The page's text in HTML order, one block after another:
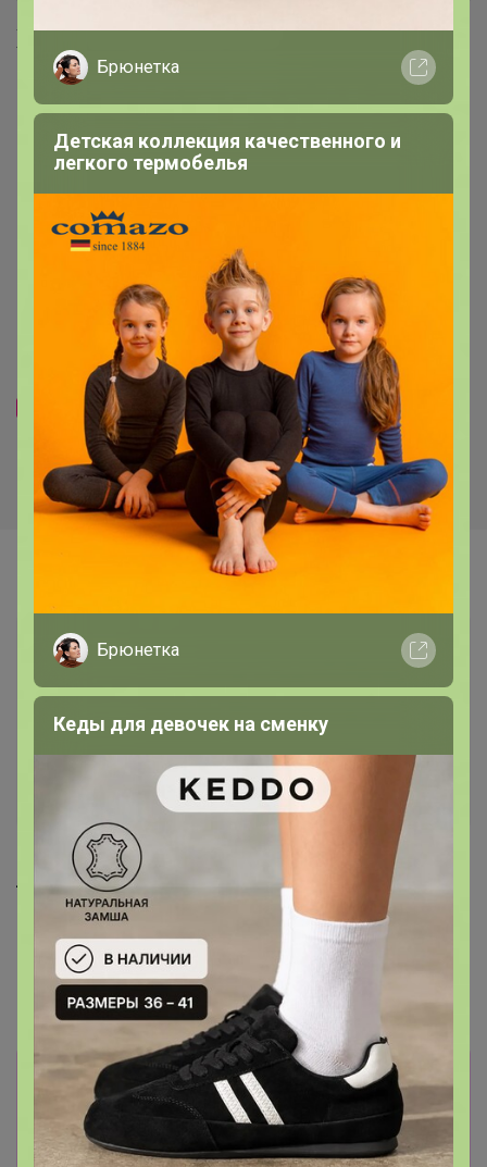
Хиты продаж
Выбор экспертов
1 231р
Омега-3 (ПНЖК 1050),
90капс, Naturalsphere
Новинка
545р
Комплекс питьевой
Магний+В6 со вкусом вишни,
450мл, NS
Самые желанные
Лютеин с ликопином и бета-
каротином, 60 капс. NS
Комплексный коллаген с
гиалуроновой кислотой,
биотином и витамином С
200г, ананас
Информация о заказах доступна
лишь членам клуба
Показать
Брюнетка
Детская коллекция качественного и
легкого термобелья
Брюнетка
Кеды для девочек на сменку